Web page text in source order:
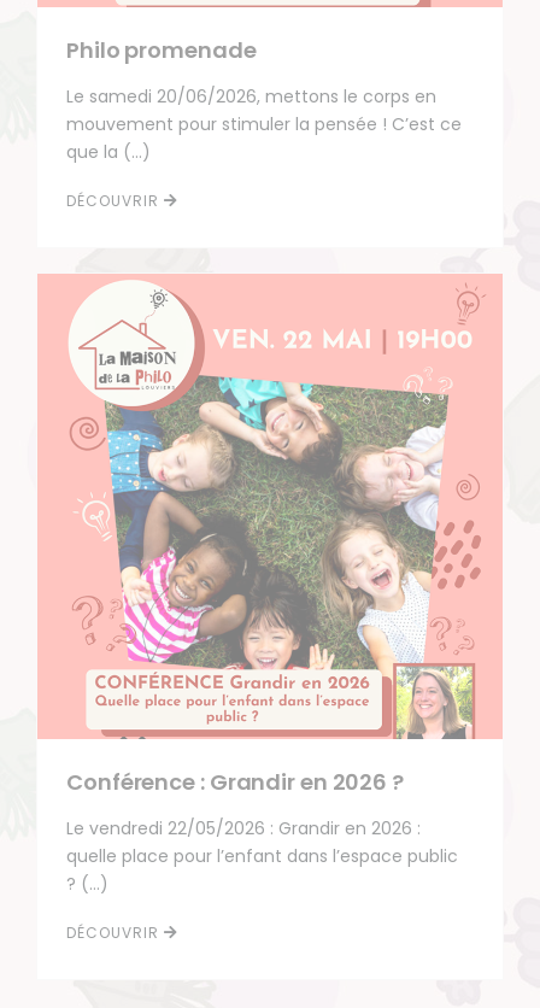
Philo promenade
Le samedi 20/06/2026, mettons le corps en
mouvement pour stimuler la pensée ! C’est ce
que la (…)
DÉCOUVRIR
Conférence : Grandir en 2026 ?
Le vendredi 22/05/2026 : Grandir en 2026 :
quelle place pour l’enfant dans l’espace public
? (…)
DÉCOUVRIR